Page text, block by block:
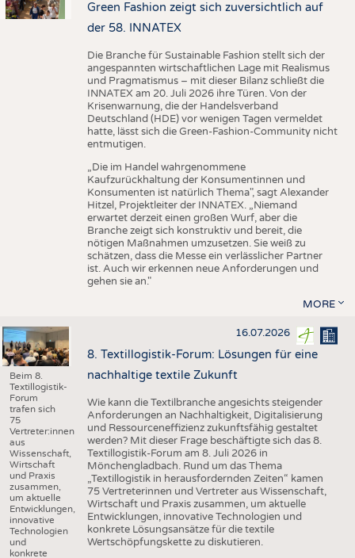
Green Fashion zeigt sich zuversichtlich auf
der 58. INNATEX
Die Branche für Sustainable Fashion stellt sich der
angespannten wirtschaftlichen Lage mit Realismus
und Pragmatismus – mit dieser Bilanz schließt die
INNATEX am 20. Juli 2026 ihre Türen. Von der
Krisenwarnung, die der Handelsverband
Deutschland (HDE) vor wenigen Tagen vermeldet
hatte, lässt sich die Green-Fashion-Community nicht
entmutigen.
„Die im Handel wahrgenommene
Kaufzurückhaltung der Konsumentinnen und
Konsumenten ist natürlich Thema", sagt Alexander
Hitzel, Projektleiter der INNATEX. „Niemand
erwartet derzeit einen großen Wurf, aber die
Branche zeigt sich konstruktiv und bereit, die
nötigen Maßnahmen umzusetzen. Sie weiß zu
schätzen, dass die Messe ein verlässlicher Partner
ist. Auch wir erkennen neue Anforderungen und
gehen sie an."
MORE
Beim 8.
Textillogistik-
Forum
trafen sich
75
Vertreter:innen
aus
Wissenschaft,
Wirtschaft
und Praxis
zusammen,
um aktuelle
Entwicklungen,
innovative
Technologien
und
konkrete
16.07.2026
8. Textillogistik-Forum: Lösungen für eine
nachhaltige textile Zukunft
Wie kann die Textilbranche angesichts steigender
Anforderungen an Nachhaltigkeit, Digitalisierung
und Ressourceneffizienz zukunftsfähig gestaltet
werden? Mit dieser Frage beschäftigte sich das 8.
Textillogistik-Forum am 8. Juli 2026 in
Mönchengladbach. Rund um das Thema
„Textillogistik in herausfordernden Zeiten“ kamen
75 Vertreterinnen und Vertreter aus Wissenschaft,
Wirtschaft und Praxis zusammen, um aktuelle
Entwicklungen, innovative Technologien und
konkrete Lösungsansätze für die textile
Wertschöpfungskette zu diskutieren.